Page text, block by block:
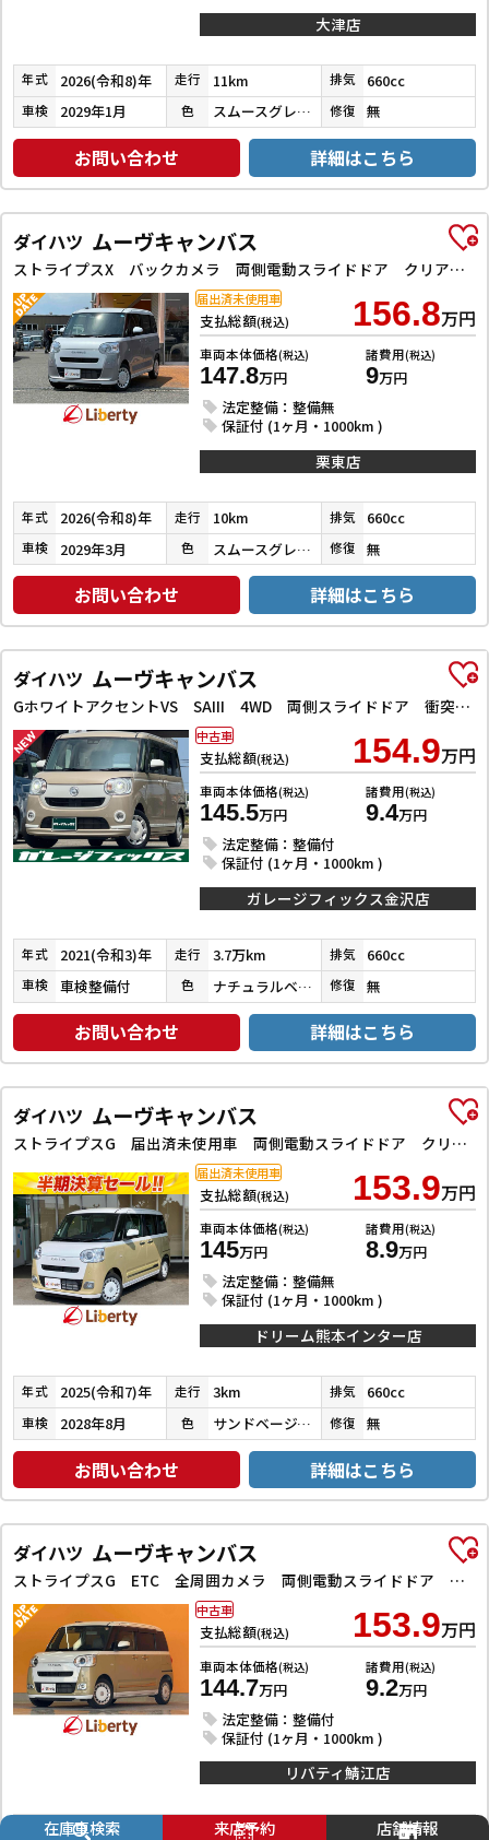
大津店
年式 2026(令和8)年 走行 11km 排気 660cc
車検 2029年1月 色 スムースグレーマイカメタリック／シャイニングホワイトパール 修復 無
お問い合わせ 詳細はこちら
ダイハツ ムーヴキャンバス
ストライプスX バックカメラ 両側電動スライドドア クリアランスソナー 衝突被害軽減システム オートライト スマートキー アイドリングストップ 電動格納ミラー CVT ABS ESC エアコン パワーステアリング
支払総額(税込) 156.8万円
車両本体価格(税込)
147.8万円
諸費用(税込)
9万円
法定整備：整備無
保証付 (1ヶ月・1000km )
届出済未使用車
栗東店
年式 2026(令和8)年 走行 10km 排気 660cc
車検 2029年3月 色 スムースグレーマイカメタリック／シャイニングホワイトパール 修復 無
お問い合わせ 詳細はこちら
ダイハツ ムーヴキャンバス
GホワイトアクセントVS SAIII 4WD 両側スライドドア 衝突被害軽減システム LEDヘッドランプ スマートキー CVT 盗難防止システム ABS ESC 衝突安全ボディ エアコン パワーステアリング パワーウィンドウ
支払総額(税込) 154.9万円
車両本体価格(税込)
145.5万円
諸費用(税込)
9.4万円
法定整備：整備付
保証付 (1ヶ月・1000km )
中古車
ガレージフィックス金沢店
年式 2021(令和3)年 走行 3.7万km 排気 660cc
車検 車検整備付 色 ナチュラルベージュマイカメタリック 修復 無
お問い合わせ 詳細はこちら
ダイハツ ムーヴキャンバス
ストライプスG 届出済未使用車 両側電動スライドドア クリアランスソナー 衝突被害軽減システム オートライト スマートキー アイドリングストップ 電動格納ミラー シートヒーター CVT ESC エアコン
支払総額(税込) 153.9万円
車両本体価格(税込)
145万円
諸費用(税込)
8.9万円
法定整備：整備無
保証付 (1ヶ月・1000km )
届出済未使用車
ドリーム熊本インター店
年式 2025(令和7)年 走行 3km 排気 660cc
車検 2028年8月 色 サンドベージュメタリック／シャイニングホワイトパール 修復 無
お問い合わせ 詳細はこちら
ダイハツ ムーヴキャンバス
ストライプスG ETC 全周囲カメラ 両側電動スライドドア ナビ TV クリアランスソナー 衝突被害軽減システム オートライト スマートキー アイドリングストップ 電動格納ミラー シートヒーター ベンチシート CVT
支払総額(税込) 153.9万円
車両本体価格(税込)
144.7万円
諸費用(税込)
9.2万円
法定整備：整備付
保証付 (1ヶ月・1000km )
中古車
リバティ鯖江店
年式 2023(令和5)年 3.6万km 660cc
在庫車検索 来店予約 店舗情報